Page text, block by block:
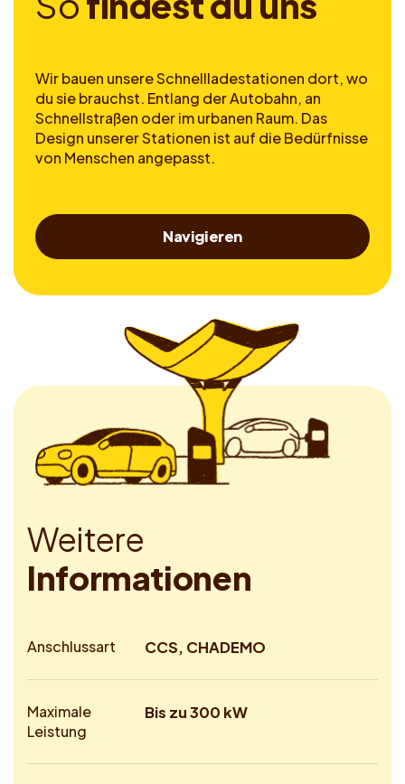
Wir bauen unsere Schnellladestationen dort, wo
du sie brauchst. Entlang der Autobahn, an
Schnellstraßen oder im urbanen Raum. Das
Design unserer Stationen ist auf die Bedürfnisse
von Menschen angepasst.
Navigieren
Weitere
Informationen
Anschlussart CCS, CHADEMO
Maximale
Leistung
Bis zu 300 kW